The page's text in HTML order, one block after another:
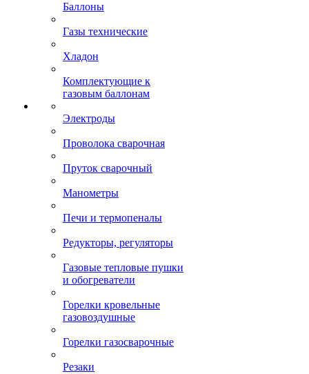
Баллоны
Газы технические
Хладон
Комплектующие к
газовым баллонам
Электроды
Проволока сварочная
Пруток сварочный
Манометры
Печи и термопеналы
Редукторы, регуляторы
Газовые тепловые пушки
и обогреватели
Горелки кровельные
газовоздушные
Горелки газосварочные
Резаки